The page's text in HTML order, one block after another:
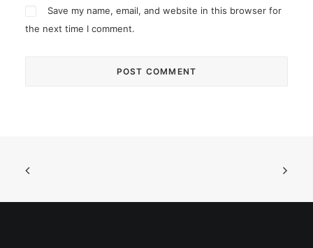
Save my name, email, and website in this browser for
the next time I comment.